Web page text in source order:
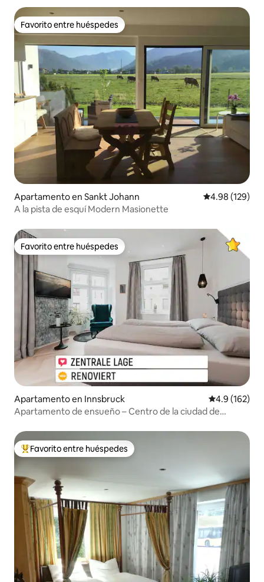
Favorito entre huéspedes
Favorito entre huéspedes
Apartamento en Sankt Johann Calificación
4.98 (129)
A la pista de esquí Modern Masionette
Favorito entre huéspedes
Favorito entre huéspedes
Apartamento en Innsbruck Calificación
4.9 (162)
Apartamento de ensueño – Centro de la ciudad de
Favorito entre huéspedes preferido
Favorito entre huéspedes